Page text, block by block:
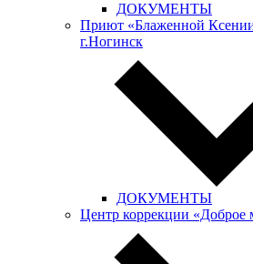
ДОКУМЕНТЫ
Приют «Блаженной Ксении
г.Ногинск
ДОКУМЕНТЫ
Центр коррекции «Доброе